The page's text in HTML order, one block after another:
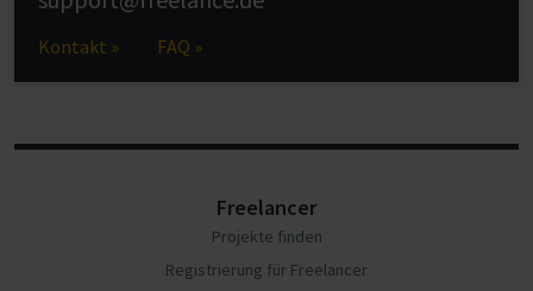
Kontakt » FAQ »
Freelancer
Projekte finden
Registrierung für Freelancer